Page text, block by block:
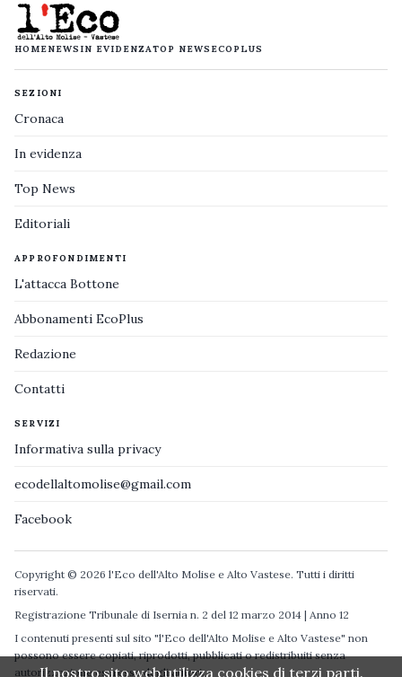
HOMENEWS IN EVIDENZATOP NEWS ECOPLUS
SEZIONI
Cronaca
In evidenza
Top News
Editoriali
APPROFONDIMENTI
L'attacca Bottone
Abbonamenti EcoPlus
Redazione
Contatti
SERVIZI
Informativa sulla privacy
ecodellaltomolise@gmail.com
Facebook
Copyright © 2026 l'Eco dell'Alto Molise e Alto Vastese. Tutti i diritti
riservati.
Registrazione Tribunale di Isernia n. 2 del 12 marzo 2014 | Anno 12
I contenuti presenti sul sito "l'Eco dell'Alto Molise e Alto Vastese" non
possono essere copiati, riprodotti, pubblicati o redistribuiti senza
autorizzazione espressa degli autori.
Il nostro sito web utilizza cookies di terzi parti.